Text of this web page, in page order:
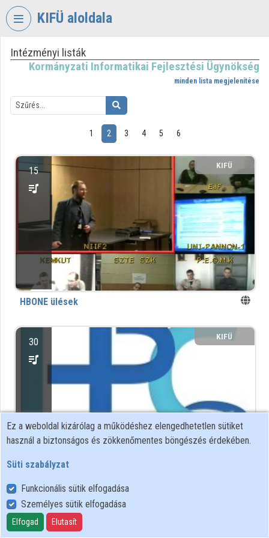
Fejléc kihagyása
KIFÜ aloldala
VIDEOTORIUM
INFORMATIKAI
FEJLESZTÉSI
Bejelentkezés
Intézményi felfedezés
Kategóriák
Intézményi listák
Intézmények
Közreműködők
Intézményi listák
Kormányzati Informatikai Fejlesztési Ügynökség
minden lista megjelenítése
1 2 3 4 5 6
KIFÜ
15
HBONE ülések
KIFÜ
30
HPC media
Szuperszámítástechnikával kapcsolatos videók
7
Ez a weboldal kizárólag a működéshez elengedhetetlen sütiket
használ a biztonságos és zökkenőmentes böngészés érdekében.
Süti szabályzat
Funkcionális sütik elfogadása
Személyes sütik elfogadása
Elfogad Elutasít